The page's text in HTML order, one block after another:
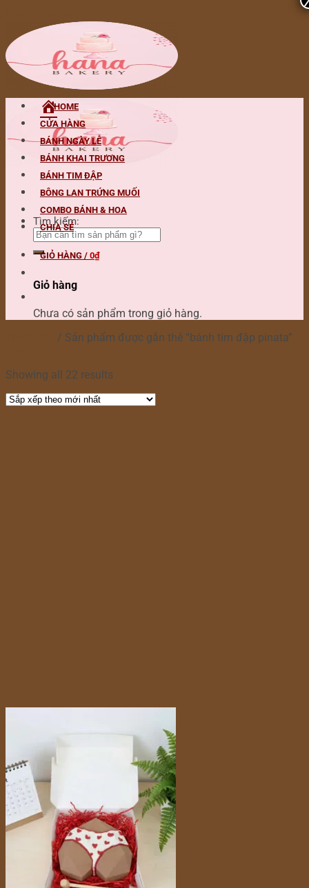
Tìm kiếm:
HOME
CỬA HÀNG
BÁNH NGÀY LỄ
BÁNH KHAI TRƯƠNG
BÁNH TIM ĐẬP
BÔNG LAN TRỨNG MUỐI
COMBO BÁNH & HOA
CHIA SẺ
GIỎ HÀNG / 0₫
Giỏ hàng
Chưa có sản phẩm trong giỏ hàng.
/ Sản phẩm được gắn thẻ “bánh tim đập pinata”
Showing all 22 results